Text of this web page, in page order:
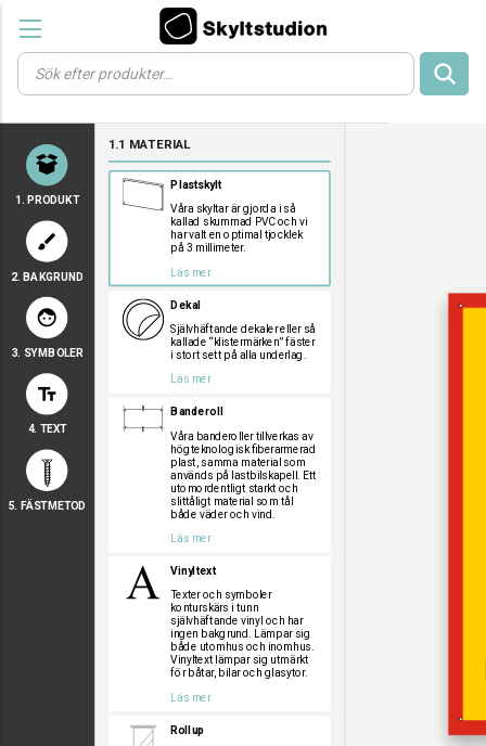
Products
search
a
a
aa
a
a
1. PRODUKT
brush
2. BAKGRUND
face
3. SYMBOLER
text_fields
4. TEXT
5. FÄSTMETOD
1.1 MATERIAL
Plastskylt
Våra skyltar är gjorda i så
kallad skummad PVC och vi
har valt en optimal tjocklek
på 3 millimeter.
Läs mer
Dekal
Självhäftande dekaler eller så
kallade “klistermärken” fäster
i stort sett på alla underlag.
Läs mer
Banderoll
Våra banderoller tillverkas av
högteknologisk fiberarmerad
plast, samma material som
används på lastbilskapell. Ett
utomordentligt starkt och
slittåligt material som tål
både väder och vind.
Läs mer
Vinyltext
Texter och symboler
konturskärs i tunn
självhäftande vinyl och har
ingen bakgrund. Lämpar sig
både utomhus och inomhus.
Vinyltext lämpar sig utmärkt
för båtar, bilar och glasytor.
Läs mer
Rollup